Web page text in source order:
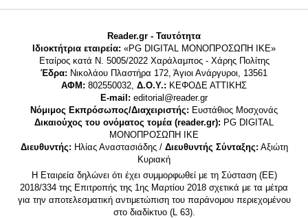
Reader.gr - Ταυτότητα
Ιδιοκτήτρια εταιρεία: «PG DIGITAL MONΟΠΡΟΣΩΠΗ ΙΚΕ»
Εταίρος κατά Ν. 5005/2022 Χαράλαμπος - Χάρης Πολίτης
Έδρα: Νικολάου Πλαστήρα 172, Άγιοι Ανάργυροι, 13561
ΑΦΜ: 802550032, Δ.Ο.Υ.: ΚΕΦΟΔΕ ΑΤΤΙΚΗΣ
E-mail: editorial@reader.gr
Νόμιμος Εκπρόσωπος/Διαχειριστής: Ευστάθιος Μοσχονάς
Δικαιούχος του ονόματος τομέα (reader.gr): PG DIGITAL
MONΟΠΡΟΣΩΠΗ ΙΚΕ
Διευθυντής: Ηλίας Αναστασιάδης / Διευθυντής Σύνταξης: Αξιώτη
Κυριακή
Η Εταιρεία δηλώνει ότι έχει συμμορφωθεί με τη Σύσταση (ΕΕ)
2018/334 της Επιτροπής της 1ης Μαρτίου 2018 σχετικά με τα μέτρα
για την αποτελεσματική αντιμετώπιση του παράνομου περιεχομένου
στο διαδίκτυο (L 63).